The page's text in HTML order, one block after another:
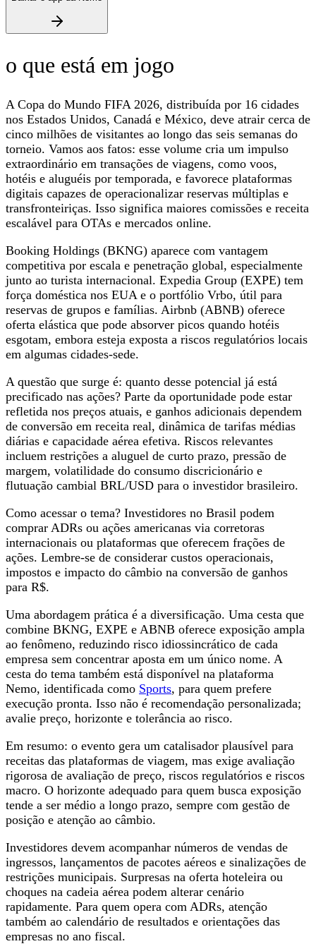
o que está em jogo
A Copa do Mundo FIFA 2026, distribuída por 16 cidades
nos Estados Unidos, Canadá e México, deve atrair cerca de
cinco milhões de visitantes ao longo das seis semanas do
torneio. Vamos aos fatos: esse volume cria um impulso
extraordinário em transações de viagens, como voos,
hotéis e aluguéis por temporada, e favorece plataformas
digitais capazes de operacionalizar reservas múltiplas e
transfronteiriças. Isso significa maiores comissões e receita
escalável para OTAs e mercados online.
Booking Holdings (BKNG) aparece com vantagem
competitiva por escala e penetração global, especialmente
junto ao turista internacional. Expedia Group (EXPE) tem
força doméstica nos EUA e o portfólio Vrbo, útil para
reservas de grupos e famílias. Airbnb (ABNB) oferece
oferta elástica que pode absorver picos quando hotéis
esgotam, embora esteja exposta a riscos regulatórios locais
em algumas cidades-sede.
A questão que surge é: quanto desse potencial já está
precificado nas ações? Parte da oportunidade pode estar
refletida nos preços atuais, e ganhos adicionais dependem
de conversão em receita real, dinâmica de tarifas médias
diárias e capacidade aérea efetiva. Riscos relevantes
incluem restrições a aluguel de curto prazo, pressão de
margem, volatilidade do consumo discricionário e
flutuação cambial BRL/USD para o investidor brasileiro.
Como acessar o tema? Investidores no Brasil podem
comprar ADRs ou ações americanas via corretoras
internacionais ou plataformas que oferecem frações de
ações. Lembre-se de considerar custos operacionais,
impostos e impacto do câmbio na conversão de ganhos
para R$.
Uma abordagem prática é a diversificação. Uma cesta que
combine BKNG, EXPE e ABNB oferece exposição ampla
ao fenômeno, reduzindo risco idiossincrático de cada
empresa sem concentrar aposta em um único nome. A
cesta do tema também está disponível na plataforma
Nemo, identificada como Sports, para quem prefere
execução pronta. Isso não é recomendação personalizada;
avalie preço, horizonte e tolerância ao risco.
Em resumo: o evento gera um catalisador plausível para
receitas das plataformas de viagem, mas exige avaliação
rigorosa de avaliação de preço, riscos regulatórios e riscos
macro. O horizonte adequado para quem busca exposição
tende a ser médio a longo prazo, sempre com gestão de
posição e atenção ao câmbio.
Investidores devem acompanhar números de vendas de
ingressos, lançamentos de pacotes aéreos e sinalizações de
restrições municipais. Surpresas na oferta hoteleira ou
choques na cadeia aérea podem alterar cenário
rapidamente. Para quem opera com ADRs, atenção
também ao calendário de resultados e orientações das
empresas no ano fiscal.